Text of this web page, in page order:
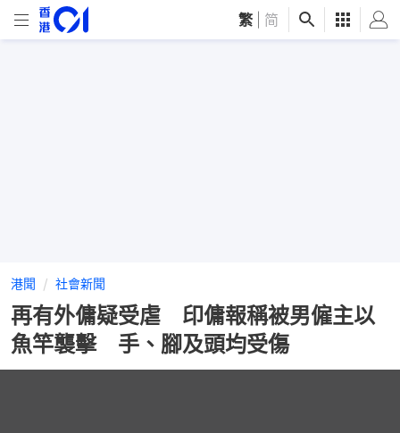
繁 简
港聞 社會新聞
再有外傭疑受虐 印傭報稱被男僱主以
魚竿襲擊 手、腳及頭均受傷